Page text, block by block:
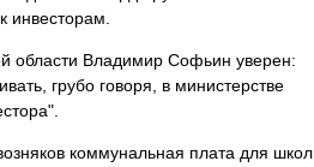
инвесторам.
области Владимир Софьин уверен:
грубо говоря, в министерстве
коммунальная плата для школ